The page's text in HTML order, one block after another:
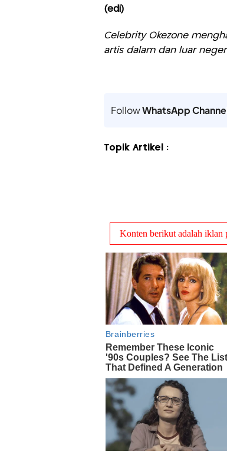
(edi)
Celebrity Okezone
artis dalam dan luar
FollowWhatsApp
Topik Artikel :